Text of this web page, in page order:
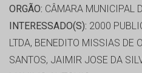
ORGÃO: CÂMARA MUNICIPAL
INTERESSADO(S): 2000
LTDA, BENEDITO MISSIAS DE
SANTOS, JAIMIR JOSE DA